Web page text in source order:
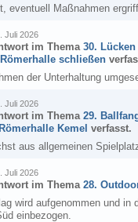
eventuell Maßnahmen
Juli 2026
im Thema 30.
schließen
der Unterhaltung
Juli 2026
im Thema 29.
Kemel verfasst.
aus allgemeinen
Juli 2026
im Thema 28.
wird aufgenommen und in
einbezogen.